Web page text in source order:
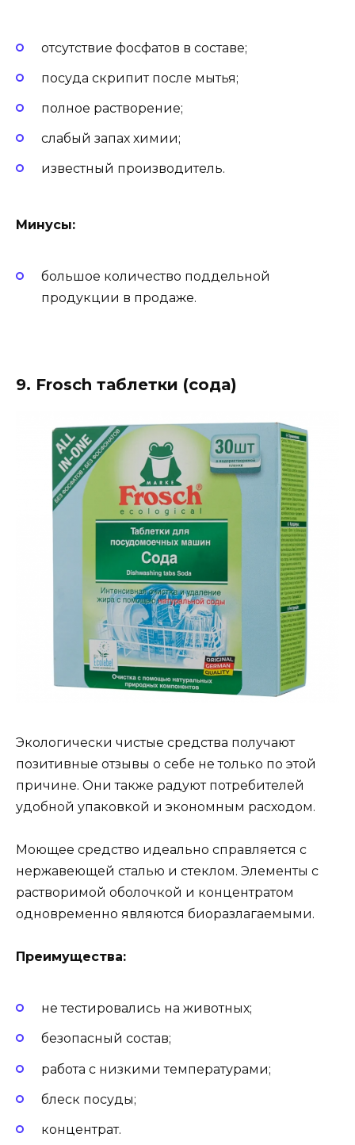
отсутствие фосфатов в составе;
посуда скрипит после мытья;
полное растворение;
слабый запах химии;
известный производитель.
Минусы:
большое количество поддельной
продукции в продаже.
9. Frosch таблетки (сода)
Экологически чистые средства получают
позитивные отзывы о себе не только по этой
причине. Они также радуют потребителей
удобной упаковкой и экономным расходом.
Моющее средство идеально справляется с
нержавеющей сталью и стеклом. Элементы с
растворимой оболочкой и концентратом
одновременно являются биоразлагаемыми.
Преимущества:
не тестировались на животных;
безопасный состав;
работа с низкими температурами;
блеск посуды;
концентрат.